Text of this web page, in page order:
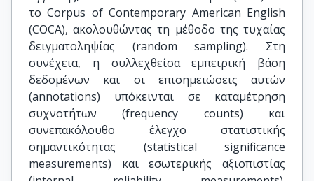
το Corpus of Contemporary American English
(COCA), ακολουθώντας τη μέθοδο της τυχαίας
δειγματοληψίας (random sampling). Στη
συνέχεια, η συλλεχθείσα εμπειρική βάση
δεδομένων και οι επισημειώσεις αυτών
(annotations) υπόκεινται σε καταμέτρηση
συχνοτήτων (frequency counts) και
συνεπακόλουθο έλεγχο στατιστικής
σημαντικότητας (statistical significance
measurements) και εσωτερικής αξιοπιστίας